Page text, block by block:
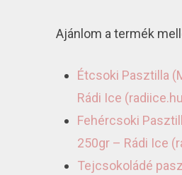
Ajánlom a termék
Étcsoki Pasztilla
Rádi Ice
Fehércsoki
250gr – Rádi Ice
Tejcsokoládé